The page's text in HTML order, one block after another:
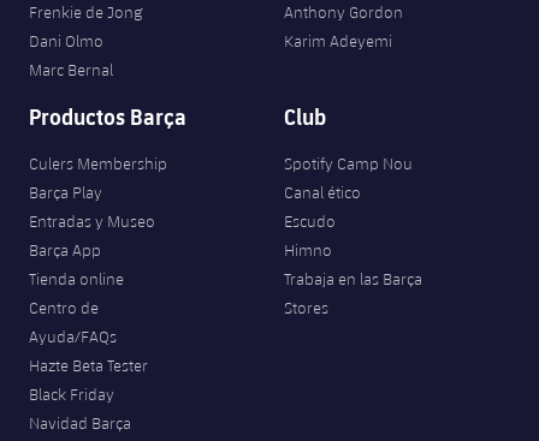
Frenkie de Jong
Dani Olmo
Marc Bernal
Anthony Gordon
Karim Adeyemi
Productos Barça
Culers Membership
Barça Play
Entradas y Museo
Barça App
Tienda online
Centro de
Ayuda/FAQs
Hazte Beta Tester
Black Friday
Navidad Barça
Club
Spotify Camp Nou
Canal ético
Escudo
Himno
Trabaja en las Barça
Stores